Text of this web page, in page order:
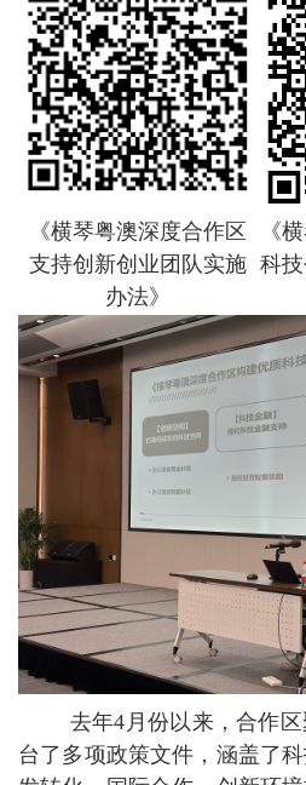
《横琴粤澳深度合作区
支持创新创业团队实施
办法》
《
科
去年4月份以来，合作区
台了多项政策文件，涵盖了